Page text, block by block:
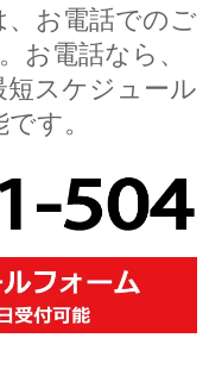
お電話でのご
お電話なら、
短スケジュール
す。